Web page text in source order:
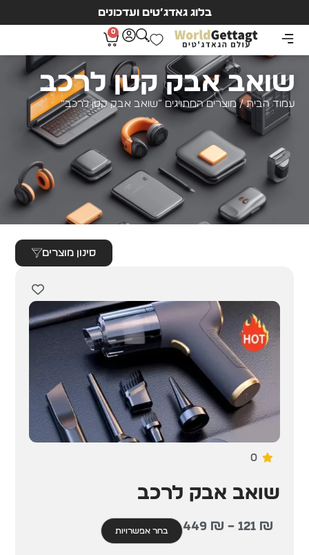
בלוג גאדג’טים ועדכונים
0
שואב אבק קטן לרכב
עמוד הבית/ מוצרים המתויגים “שואב אבק קטן לרכב”
סינון מוצרים
0
שואב אבק לרכב
121 ₪
–
449 ₪ בחר אפשרויות